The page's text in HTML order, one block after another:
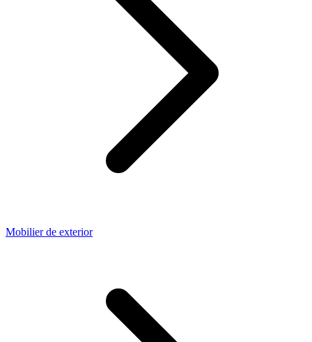
Mobilier de exterior